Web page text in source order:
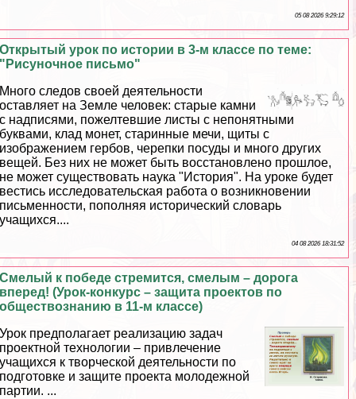
05 08 2026 9:29:12
Открытый урок по истории в 3-м классе по теме:
"Рисуночное письмо"
Много следов своей деятельности
оставляет на Земле человек: старые камни
с надписями, пожелтевшие листы с непонятными
буквами, клад монет, старинные мечи, щиты с
изображением гербов, черепки посуды и много других
вещей. Без них не может быть восстановлено прошлое,
не может существовать наука "История". На уроке будет
вестись исследовательская работа о возникновении
письменности, пополняя исторический словарь
учащихся....
04 08 2026 18:31:52
Смелый к победе стремится, смелым – дорога
вперед! (Урок-конкурс – защита проектов по
обществознанию в 11-м классе)
Урок предполагает реализацию задач
проектной технологии – привлечение
учащихся к творческой деятельности по
подготовке и защите проекта молодежной
партии. ...